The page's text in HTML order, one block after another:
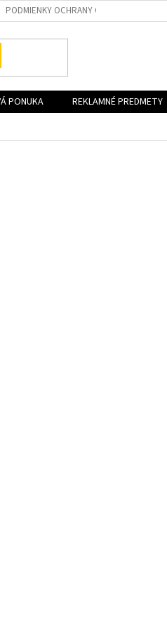
PODMIENKY OCHRANY OSOBNÝCH ÚDAJOV
PONUKA REKLAMNÉ PREDMETY